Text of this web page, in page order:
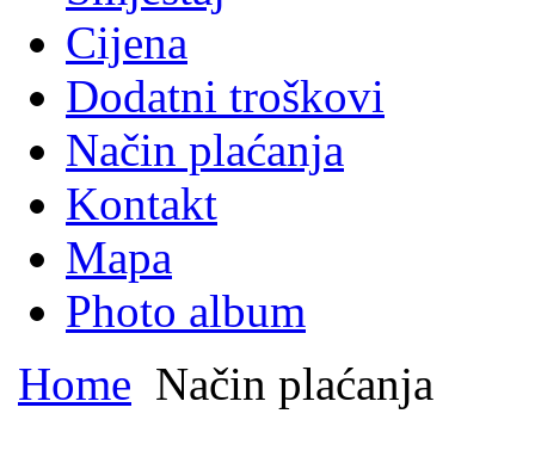
Cijena
Dodatni troškovi
Način plaćanja
Kontakt
Mapa
Photo album
Home Način plaćanja